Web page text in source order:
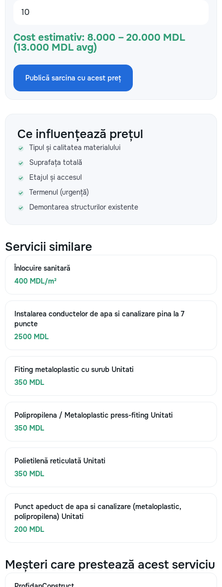
Cost estimativ: 8.000 – 20.000 MDL
(13.000 MDL avg)
Publică sarcina cu acest preț
Ce influențează prețul
Tipul și calitatea materialului
Suprafața totală
Etajul și accesul
Termenul (urgență)
Demontarea structurilor existente
Servicii similare
Înlocuire sanitară
400 MDL/m²
Instalarea conductelor de apa si canalizare pina la 7
puncte
2500 MDL
Fiting metaloplastic cu surub Unitati
350 MDL
Polipropilena / Metaloplastic press-fiting Unitati
350 MDL
Polietilenă reticulată Unitati
350 MDL
Punct apeduct de apa si canalizare (metaloplastic,
polipropilena) Unitati
200 MDL
Meșteri care prestează acest serviciu